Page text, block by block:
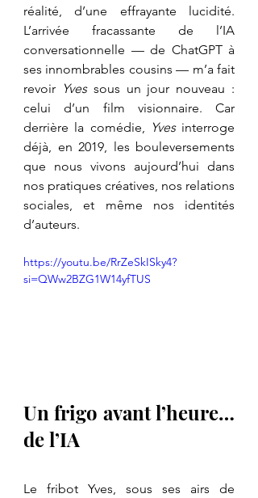
réalité, d’une effrayante lucidité.
L’arrivée fracassante de l’IA
conversationnelle — de ChatGPT à
ses innombrables cousins — m’a fait
revoir Yves sous un jour nouveau :
celui d’un film visionnaire. Car
derrière la comédie, Yves interroge
déjà, en 2019, les bouleversements
que nous vivons aujourd’hui dans
nos pratiques créatives, nos relations
sociales, et même nos identités
d’auteurs.
https://youtu.be/RrZeSkISky4?
si=QWw2BZG1W14yfTUS
Un frigo avant l’heure…
de l’IA
Le fribot Yves, sous ses airs de